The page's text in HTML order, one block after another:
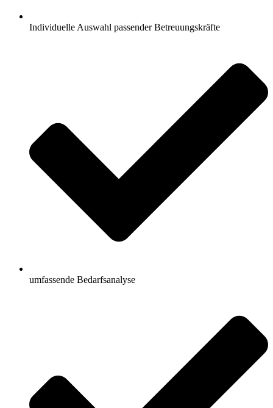
Individuelle Auswahl passender Betreuungskräfte
umfassende Bedarfsanalyse